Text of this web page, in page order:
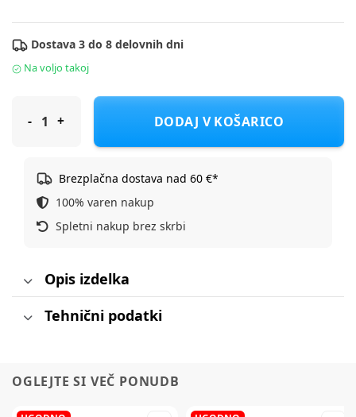
Dostava 3 do 8 delovnih dni
Na voljo takoj
S.Oliver majica KR 403.10.204.12.130.2112973 D Zelena 92
DODAJ V KOŠARICO
Brezplačna dostava nad 60 €*
100% varen nakup
Spletni nakup brez skrbi
Opis izdelka
Tehnični podatki
OGLEJTE SI VEČ PONUDB